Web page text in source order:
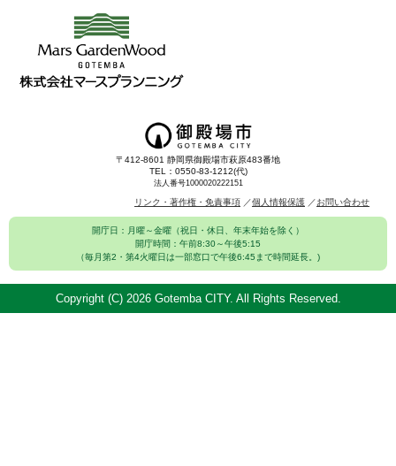
〒412-8601 静岡県御殿場市萩原483番地
TEL：0550-83-1212(代)
法人番号1000020222151
リンク・著作権・免責事項 個人情報保護 お問い合わせ
開庁日：月曜～金曜（祝日・休日、年末年始を除く）
開庁時間：午前8:30～午後5:15
（毎月第2・第4火曜日は一部窓口で午後6:45まで時間延長。)
Copyright (C) 2026 Gotemba CITY. All Rights Reserved.